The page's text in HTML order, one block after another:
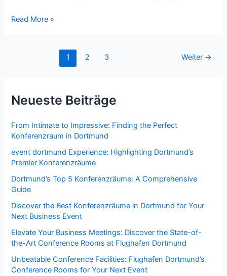
Experience
Flughafen
State-
of-
Art
Rooms!
Read More »
1 2 3 Weiter →
Neueste Beiträge
From Intimate to Impressive: Finding the Perfect
Konferenzraum in Dortmund
event dortmund Experience: Highlighting Dortmund’s
Premier Konferenzräume
Dortmund’s Top 5 Konferenzräume: A Comprehensive
Guide
Discover the Best Konferenzräume in Dortmund for Your
Next Business Event
Elevate Your Business Meetings: Discover the State-of-
the-Art Conference Rooms at Flughafen Dortmund
Unbeatable Conference Facilities: Flughafen Dortmund’s
Conference Rooms for Your Next Event